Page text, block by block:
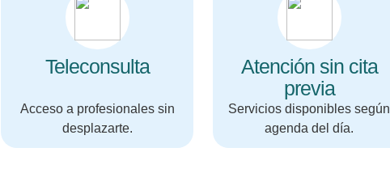
Teleconsulta
Acceso a profesionales sin
desplazarte.
Atención sin cita
previa
Servicios disponibles según
agenda del día.